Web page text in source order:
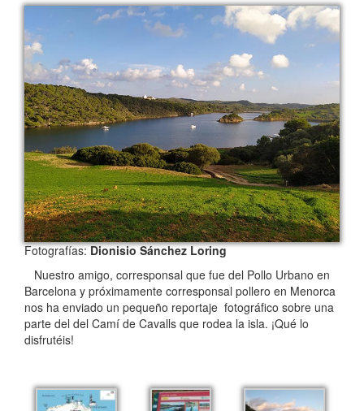
Fotografías:Dionisio Sánchez Loring
Nuestro amigo, corresponsal que fue del Pollo Urbano en
Barcelona y próximamente corresponsal pollero en Menorca
nos ha enviado un pequeño reportaje fotográfico sobre una
parte del del Camí de Cavalls que rodea la isla. ¡Qué lo
disfrutéis!